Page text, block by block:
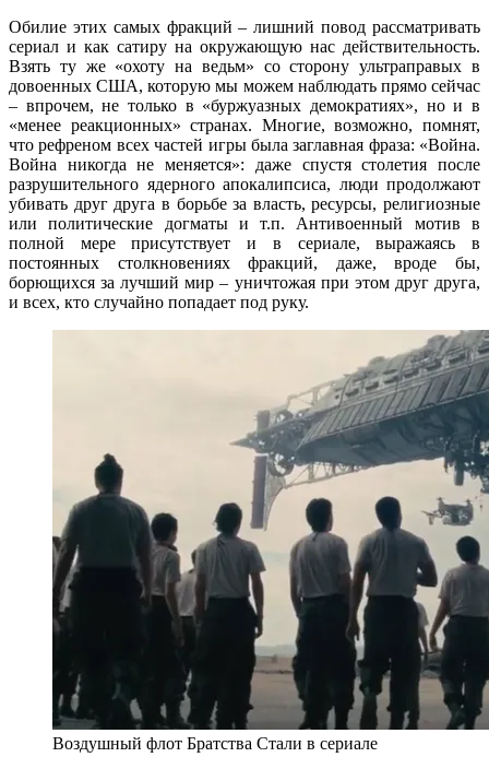
Обилие этих самых фракций – лишний повод рассматривать
сериал и как сатиру на окружающую нас действительность.
Взять ту же «охоту на ведьм» со сторону ультраправых в
довоенных США, которую мы можем наблюдать прямо сейчас
– впрочем, не только в «буржуазных демократиях», но и в
«менее реакционных» странах. Многие, возможно, помнят,
что рефреном всех частей игры была заглавная фраза: «Война.
Война никогда не меняется»: даже спустя столетия после
разрушительного ядерного апокалипсиса, люди продолжают
убивать друг друга в борьбе за власть, ресурсы, религиозные
или политические догматы и т.п. Антивоенный мотив в
полной мере присутствует и в сериале, выражаясь в
постоянных столкновениях фракций, даже, вроде бы,
борющихся за лучший мир – уничтожая при этом друг друга,
и всех, кто случайно попадает под руку.
Воздушный флот Братства Стали в сериале